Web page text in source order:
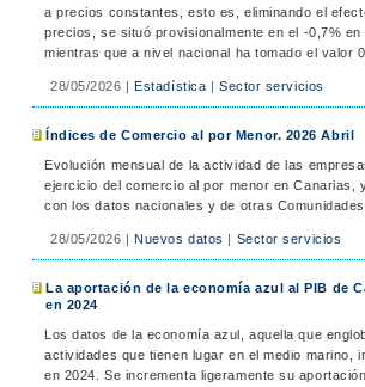
a precios constantes, esto es, eliminando el
precios, se situó provisionalmente en el -0,7% en
mientras que a nivel nacional ha tomado el valor
28/05/2026 |Estadística | Sector servicios
Índices de Comercio al por Menor. 2026 Abril
Evolución mensual de la actividad de las
ejercicio del comercio al por menor en Canarias,
con los datos nacionales y de otras Comunidades
28/05/2026 |Nuevos datos | Sector servicios
La aportación de la economía azul al PIB de
en 2024
Los datos de la economía azul, aquella que
actividades que tienen lugar en el medio marino,
en 2024. Se incrementa ligeramente su